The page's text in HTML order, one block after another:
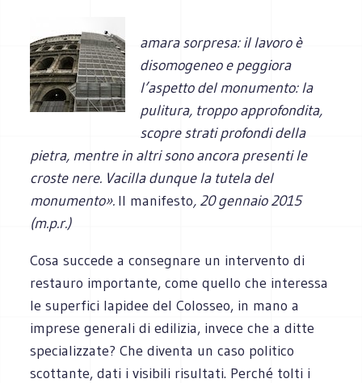
amarasorpresa: il lavoro è
disomogeneo e peggiora
l’aspetto del monumento: la
pulitura, troppo approfondita,
scopre strati profondi della
pietra, mentre in altri sono ancora presenti le
croste nere. Vacilla dunque la tutela del
monumento». Il manifesto, 20 gennaio 2015
(m.p.r.)
Cosa succede a consegnare un intervento di
restauro importante, come quello che interessa
le superfici lapidee del Colosseo, in mano a
imprese generali di edilizia, invece che a ditte
specializzate? Che diventa un caso politico
scottante, dati i visibili risultati. Perché tolti i